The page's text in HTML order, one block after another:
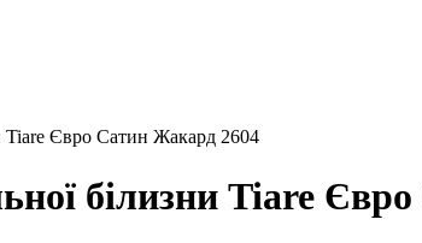
Tiare Євро Сатин Жакард 2604
білизни Tiare